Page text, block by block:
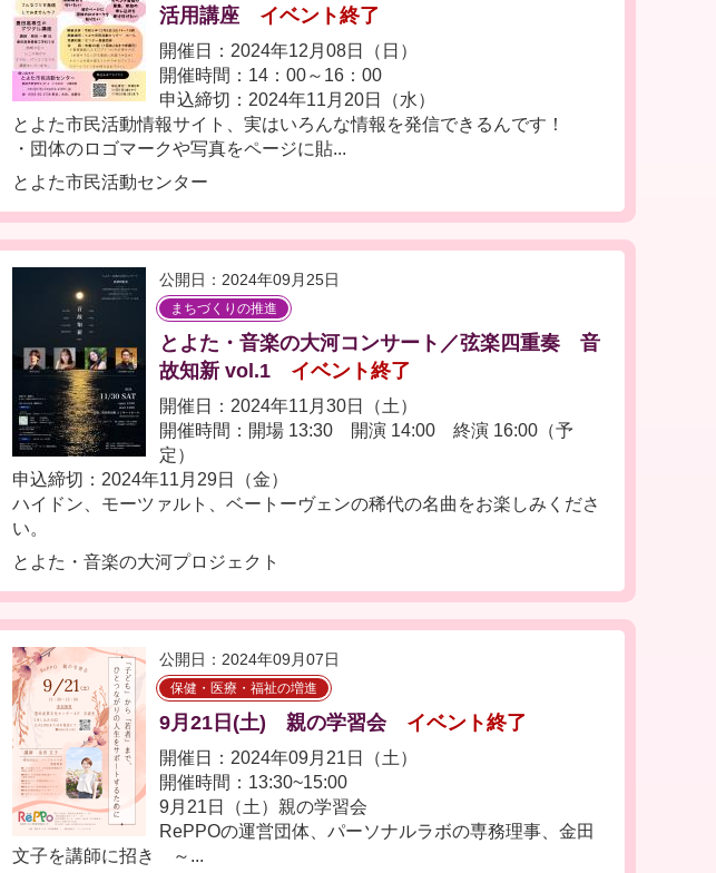
活用講座
イベント終了
開催日：2024年12月08日（日）
開催時間：14：00～16：00
申込締切：2024年11月20日（水）
とよた市民活動情報サイト、実はいろんな情報を発信できるんです！
・団体のロゴマークや写真をページに貼...
とよた市民活動センター
公開日：2024年09月25日
まちづくりの推進
とよた・音楽の大河コンサート／弦楽四重奏 音
故知新 vol.1
イベント終了
開催日：2024年11月30日（土）
開催時間：開場 13:30 開演 14:00 終演 16:00（予
定）
申込締切：2024年11月29日（金）
ハイドン、モーツァルト、ベートーヴェンの稀代の名曲をお楽しみくださ
い。
とよた・音楽の大河プロジェクト
公開日：2024年09月07日
保健・医療・福祉の増進
9月21日(土) 親の学習会 イベント終了
開催日：2024年09月21日（土）
開催時間：13:30~15:00
9月21日（土）親の学習会
RePPOの運営団体、パーソナルラボの専務理事、金田
文子を講師に招き ～...